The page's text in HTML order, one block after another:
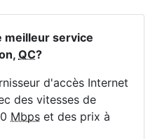
meilleur service
QC?
d'accès Internet
des vitesses de
Mbps et des prix à